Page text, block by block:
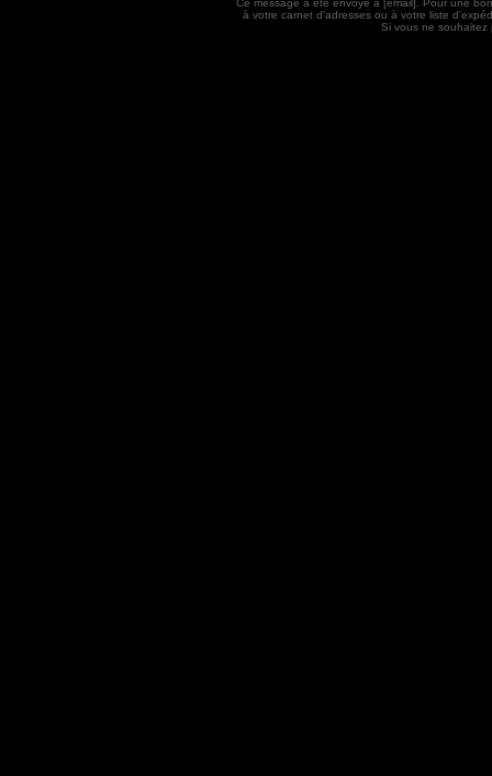
Ce message a été envoyé à [email]. Pour une
à votre carnet d'adresses ou à votre liste
Si vous ne souhaitez